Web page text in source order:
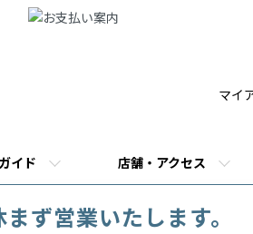
イド 店舗・アクセス
マイ
ず営業いたします。